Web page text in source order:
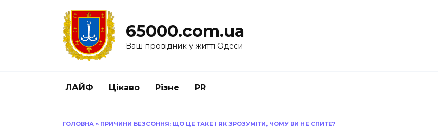
65000.com.ua
Ваш провідник у житті Одеси
ЛАЙФ Цікаво Різне PR
ГОЛОВНА » ПРИЧИНИ БЕЗСОННЯ: ЩО ЦЕ ТАКЕ І ЯК ЗРОЗУМІТИ, ЧОМУ ВИ НЕ СПИТЕ?